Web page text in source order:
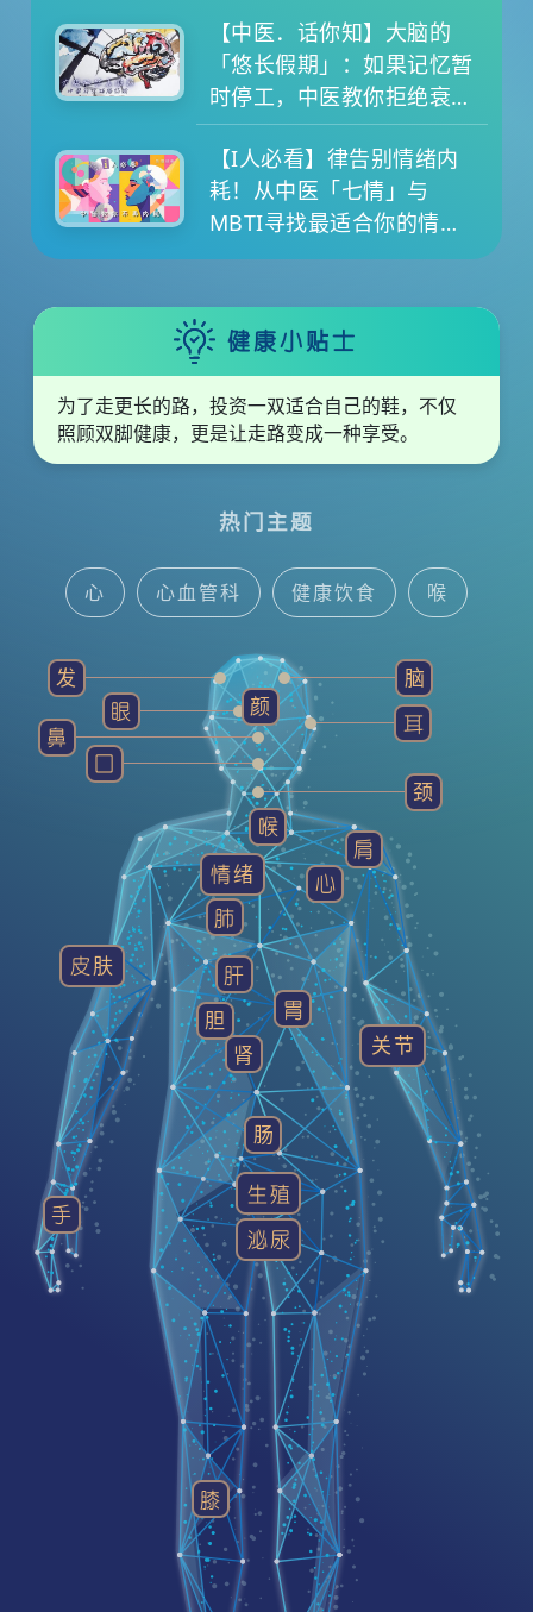
热门主题
心 心血管科 健康饮食 喉
中医智慧 耳鼻喉科 脑神经内/外科
健康贴士 发 精神科
健康小贴士
为了走更长的路，投资一双适合自己的鞋，不仅
照顾双脚健康，更是让走路变成一种享受。
【中医．话你知】大脑的
「悠长假期」：如果记忆暂
时停工，中医教你拒绝衰老
退化
【I人必看】律告别情绪内
耗！从中医「七情」与
MBTI寻找最适合你的情绪
养生提案
发
眼
鼻
囗
颜
脑
耳
颈
肩
喉
心
肺
胃
肝
肾
胆
肠
泌尿
关节
手
膝
皮肤
生殖
情绪